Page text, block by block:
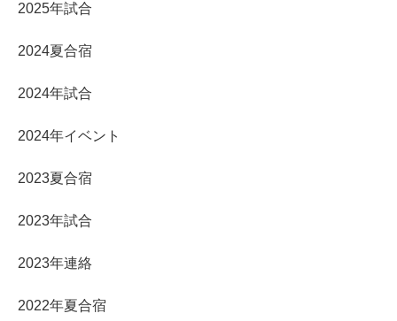
2025年試合
2024夏合宿
2024年試合
2024年イベント
2023夏合宿
2023年試合
2023年連絡
2022年夏合宿